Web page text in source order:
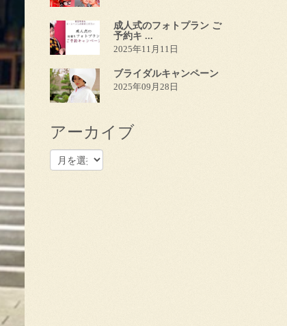
成人式のフォトプラン ご
予約キ ...
2025年11月11日
ブライダルキャンペーン
2025年09月28日
アーカイブ